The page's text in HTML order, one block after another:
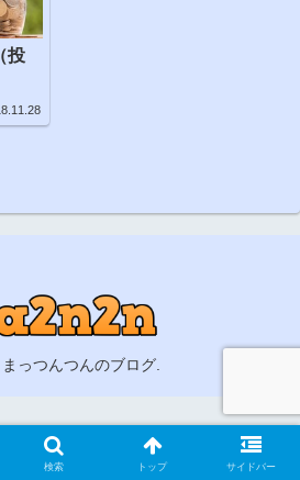
投
っつんつんのブログ.
検索 トップ サイドバー